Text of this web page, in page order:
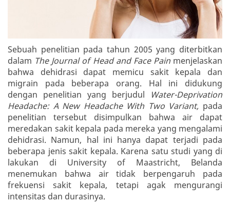
Sebuah penelitian pada tahun 2005 yang diterbitkan
dalam The Journal of Head and Face Pain menjelaskan
bahwa dehidrasi dapat memicu sakit kepala dan
migrain pada beberapa orang. Hal ini didukung
dengan penelitian yang berjudul
Water-Deprivation
Headache: A New Headache With Two Variant, pada
penelitian tersebut disimpulkan bahwa air dapat
meredakan sakit kepala pada mereka yang mengalami
dehidrasi. Namun, hal ini hanya dapat terjadi pada
beberapa jenis sakit kepala. Karena satu studi yang di
lakukan di University of Maastricht, Belanda
menemukan bahwa air tidak berpengaruh pada
frekuensi sakit kepala, tetapi agak mengurangi
intensitas dan durasinya.